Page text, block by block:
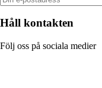
Håll kontakten
Följ oss på sociala medier